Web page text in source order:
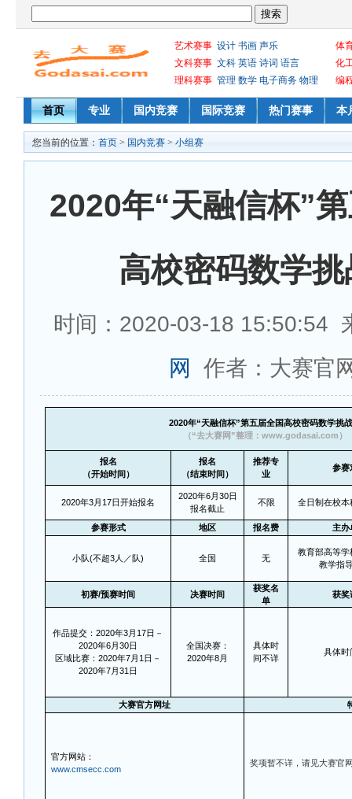
艺术赛事 设计 书画 声乐
文科赛事 文科 英语 诗词 语言
理科赛事 管理 数学 电子商务 物理
体
化
编
首页 专业 国内竞赛 国际竞赛 热门赛事 本
您当前的位置： 首页 > 国内竞赛 > 小组赛
2020年“天融信杯”
高校密码数学
时间：2020-03-18 15:50:54
网
作者：大赛官
2020年“天融信杯”第五届全国高校密码数学挑
（“去大赛网”整理：www.godasai.com）
报名
（开始时间）
报名
（结束时间）
推荐专
业
参赛
2020年3月17日开始报名
2020年6月30日
报名截止
不限 全日制在校本
参赛形式 地区 报名费 主办
小队(不超3人／队) 全国 无
教育部高等学
教学指
初赛/预赛时间 决赛时间
获奖名
单
获奖
作品提交：2020年3月17日－
2020年6月30日
区域比赛：2020年7月1日－
2020年7月31日
全国决赛：
2020年8月
具体时
间不详
具体时
大赛官方网址
官方网站：
www.cmsecc.com
奖项暂不详，请见大赛官